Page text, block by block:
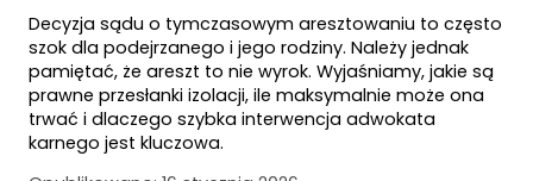
Decyzja sądu o tymczasowym aresztowaniu to często
szok dla podejrzanego i jego rodziny. Należy jednak
pamiętać, że areszt to nie wyrok. Wyjaśniamy, jakie są
prawne przesłanki izolacji, ile maksymalnie może ona
trwać i dlaczego szybka interwencja adwokata
karnego jest kluczowa.